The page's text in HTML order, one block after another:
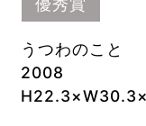
優秀賞
うつわのこと
2008